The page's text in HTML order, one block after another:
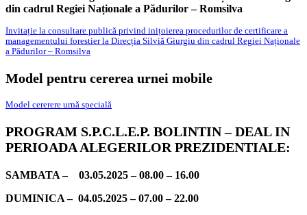
din cadrul Regiei Naționale a Pădurilor – Romsilva
Invitație la consultare publică privind inițoierea procedurilor de certificare a
managementului forestier la Direcția Silviă Giurgiu din cadrul Regiei Naționale
a Pădurilor – Romsilva
Model pentru cererea urnei mobile
Model cererere urnă specială
PROGRAM S.P.C.L.E.P. BOLINTIN – DEAL IN
PERIOADA ALEGERILOR PREZIDENTIALE:
SAMBATA – 03.05.2025 – 08.00 – 16.00
DUMINICA – 04.05.2025 – 07.00 – 22.00